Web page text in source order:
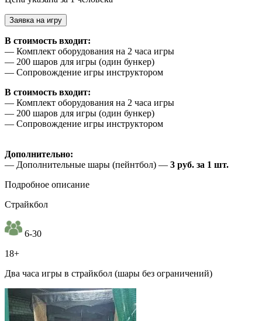
Заявка на игру
В стоимость входит:
— Комплект оборудования на 2 часа игры
— 200 шаров для игры (один бункер)
— Сопровождение игры инструктором
В стоимость входит:
— Комплект оборудования на 2 часа игры
— 200 шаров для игры (один бункер)
— Сопровождение игры инструктором
Дополнительно:
— Дополнительные шары (пейнтбол) — 3 руб. за 1 шт.
Подробное описание
Страйкбол
6-30
18+
Два часа игры в страйкбол (шары без ограничений)